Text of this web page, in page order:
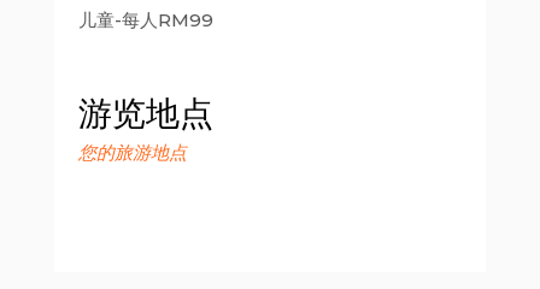
儿童-每人RM99
游览地点
您的旅游地点